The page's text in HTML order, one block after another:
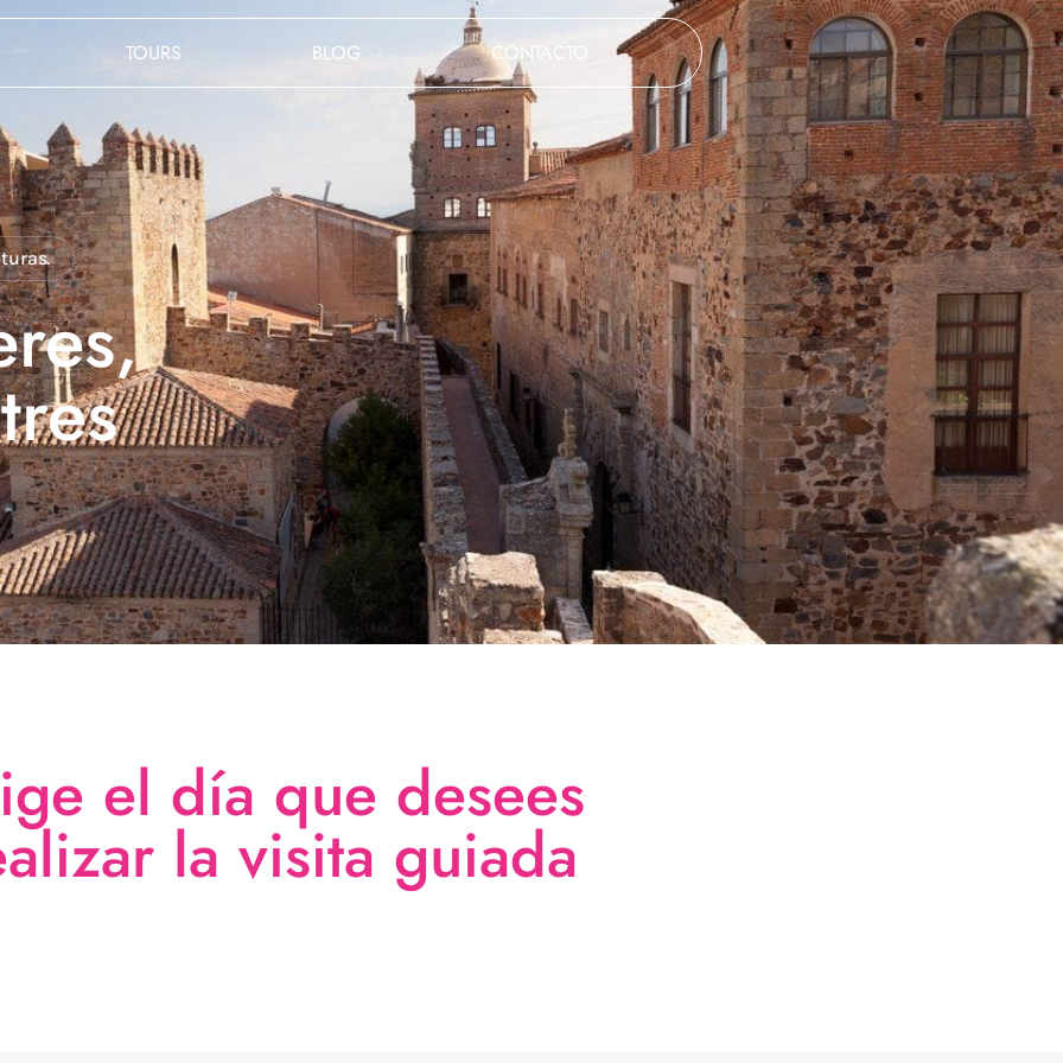
TOURS BLOG CONTACTO
el día que desees
la visita guiada